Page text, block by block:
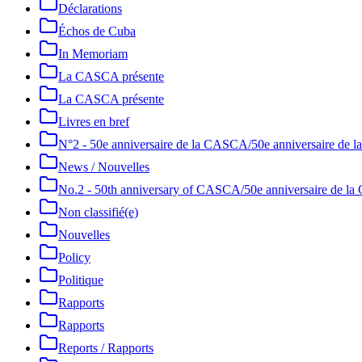
Déclarations
Échos de Cuba
In Memoriam
La CASCA présente
La CASCA présente
Livres en bref
N°2 - 50e anniversaire de la CASCA/50e anniversaire de
News / Nouvelles
No.2 - 50th anniversary of CASCA/50e anniversaire de la
Non classifié(e)
Nouvelles
Policy
Politique
Rapports
Rapports
Reports / Rapports